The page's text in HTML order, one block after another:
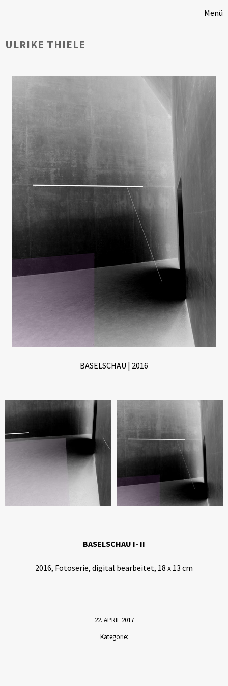
Menü
ULRIKE THIELE
BASELSCHAU | 2016
BASELSCHAU I- II
2016, Fotoserie, digital bearbeitet, 18 x 13 cm
22. APRIL 2017
Kategorie: